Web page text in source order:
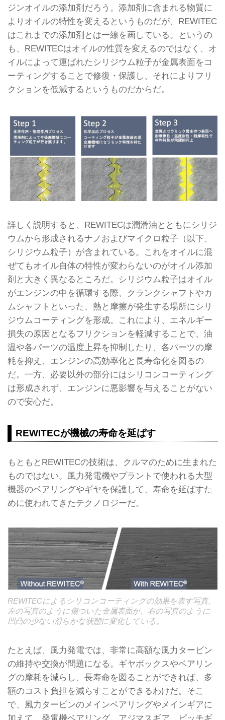
ジンオイルの添加剤だろう。添加剤に含まれる物質に
よりオイルの特性を変えるというものだが、REWITEC
はこれまでの添加剤とは一線を画している。というの
も、REWITECはオイルの性質を変えるのではなく、オ
イルによって運ばれたシリジウム粒子が金属表面をコ
ーティングすることで修復・保護し、それによりフリ
クションを低減するというものだからだ。
詳しく説明すると、REWITECは潤滑油とともにシリジ
ウムから形成されるナノおよびマイクロ粒子（以下、
シリジウム粒子）が含まれている。これをオイルに混
ぜてもオイル自体の特性が変わらないのがオイル添加
剤と大きく異なるところだ。シリジウム粒子はオイル
がエンジンの中を循環する際、クランクシャフトやカ
ムシャフトといった、熱と摩擦が発生する場所にシリ
ジウムコーティングを形成。これにより、エネルギー
損失の原因となるフリクションを軽減することで、油
温や各パーツの温度上昇を抑制したり、各パーツの摩
耗を抑え、エンジンの高効率化と長寿命化を図るの
だ。一方、必要以外の部分にはシリコンコーティング
は形成されず、エンジンに悪影響を与えることがない
ので安心だ。
REWITECが機械の寿命を延ばす
もともとREWITECの技術は、クルマのために生まれた
ものではない。風力発電機やプラントで使われる大型
機器のベアリングやギヤを保護して、寿命を延ばすた
めに使われてきたテクノロジーだ。
REWITECによるシリコンコーティングの効果を表す写真。
左の写真のように傷ついた金属表面が、右の写真のように
凹凸の少ない滑らかな状態に変化している。
たとえば、風力発電では、非常に高額な風力タービン
の維持や交換が問題になる。ギヤボックスやベアリン
グの摩耗を減らし、長寿命を図ることができれば、多
額のコスト負担を減らすことができるわけだ。そこ
で、風力タービンのメインベアリングやメインギアに